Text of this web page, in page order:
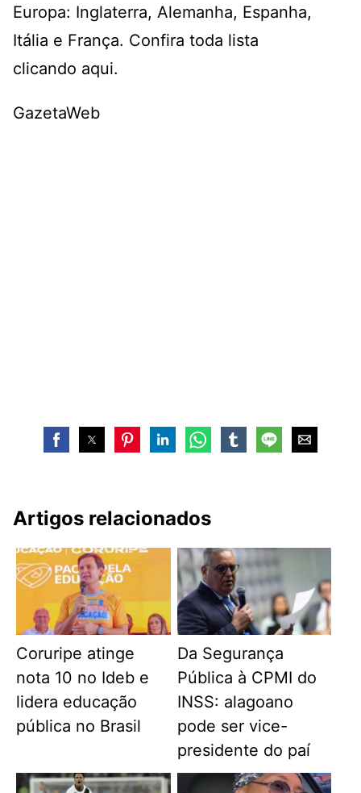
Europa: Inglaterra, Alemanha, Espanha,
Itália e França. Confira toda lista
clicando aqui.
GazetaWeb
Artigos relacionados
Coruripe atinge
nota 10 no Ideb e
lidera educação
pública no Brasil
Da Segurança
Pública à CPMI do
INSS: alagoano
pode ser vice-
presidente do paí